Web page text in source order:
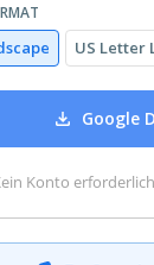
US Letter
Google
Konto